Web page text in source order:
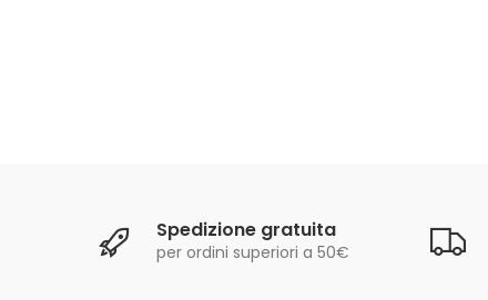
Spedizione gratuita
per ordini superiori a 50€